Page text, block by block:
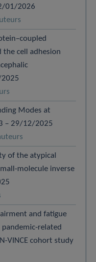
01/2026
the cell adhesion
Modes at
– 29/12/2025
of the atypical
molecule inverse
and fatigue
related
VINCE cohort study